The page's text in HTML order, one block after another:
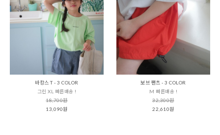
바캉스 T - 3 COLOR
그린 XL 빠른배송 !
18,700원
13,090원
보브 팬츠 - 3 COLOR
M 빠른배송 !
32,300원
22,610원